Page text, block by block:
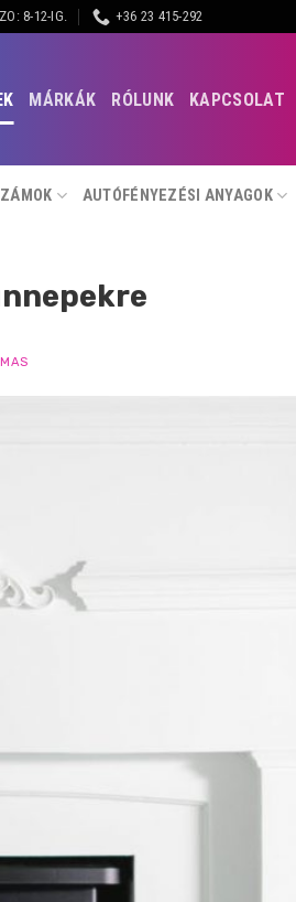
8-12-IG. +36 23 415-292
MÁRKÁK RÓLUNK KAPCSOLAT
AUTÓFÉNYEZÉSI ANYAGOK